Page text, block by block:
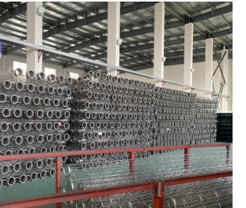
工厂实拍
应用行业
新闻资讯
合作伙伴
联系我们